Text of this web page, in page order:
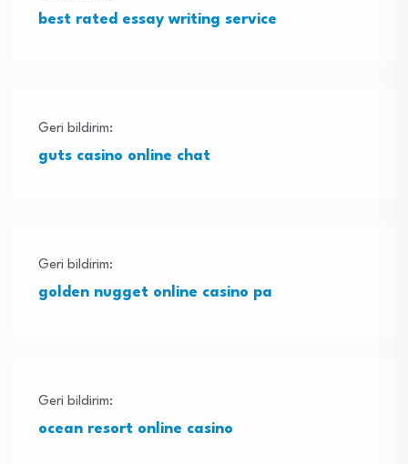
best rated essay writing service
Geri bildirim:
guts casino online chat
Geri bildirim:
golden nugget online casino pa
Geri bildirim:
ocean resort online casino